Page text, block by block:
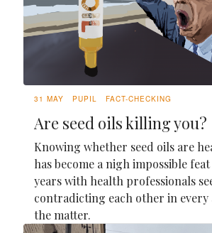
31 MAY PUPIL FACT-CHECKING
Are seed oils killing you?
Knowing whether seed oils are
has become a nigh impossible
years with health professionals
contradicting each other in every
the matter.